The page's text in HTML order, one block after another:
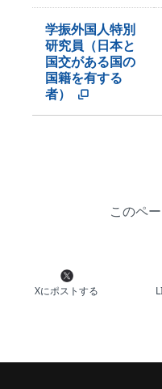
学振外国人特別
研究員（日本と
国交がある国の
国籍を有する
者）
このペ
Xにポストする